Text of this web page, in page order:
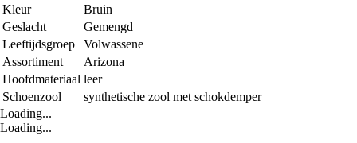
Kleur
Bruin
Geslacht
Gemengd
Leeftijdsgroep
Volwassene
Assortiment
Arizona
Hoofdmateriaal leer
Schoenzool
synthetische zool met schokdemper
Loading...
Loading...